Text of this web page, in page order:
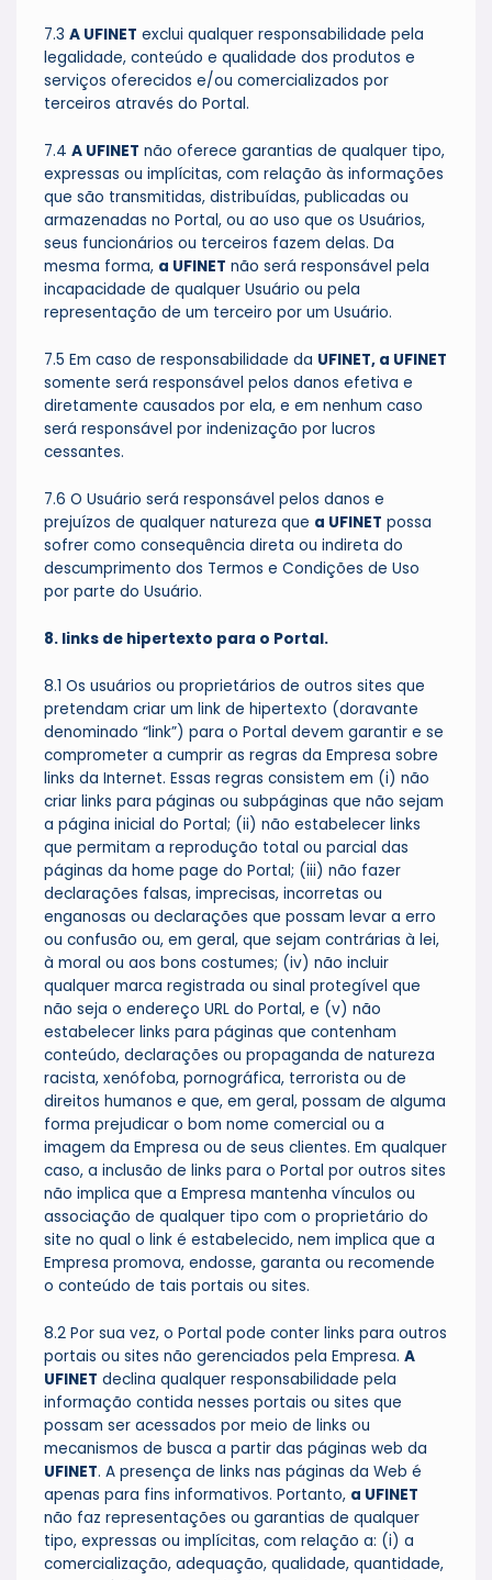
7.3 A UFINET exclui qualquer responsabilidade pela
legalidade, conteúdo e qualidade dos produtos e
serviços oferecidos e/ou comercializados por
terceiros através do Portal.
7.4 A UFINET não oferece garantias de qualquer tipo,
expressas ou implícitas, com relação às informações
que são transmitidas, distribuídas, publicadas ou
armazenadas no Portal, ou ao uso que os Usuários,
seus funcionários ou terceiros fazem delas. Da
mesma forma, a UFINET não será responsável pela
incapacidade de qualquer Usuário ou pela
representação de um terceiro por um Usuário.
7.5 Em caso de responsabilidade da UFINET, a UFINET
somente será responsável pelos danos efetiva e
diretamente causados por ela, e em nenhum caso
será responsável por indenização por lucros
cessantes.
7.6 O Usuário será responsável pelos danos e
prejuízos de qualquer natureza que a UFINET possa
sofrer como consequência direta ou indireta do
descumprimento dos Termos e Condições de Uso
por parte do Usuário.
8. links de hipertexto para o Portal.
8.1 Os usuários ou proprietários de outros sites que
pretendam criar um link de hipertexto (doravante
denominado “link”) para o Portal devem garantir e se
comprometer a cumprir as regras da Empresa sobre
links da Internet. Essas regras consistem em (i) não
criar links para páginas ou subpáginas que não sejam
a página inicial do Portal; (ii) não estabelecer links
que permitam a reprodução total ou parcial das
páginas da home page do Portal; (iii) não fazer
declarações falsas, imprecisas, incorretas ou
enganosas ou declarações que possam levar a erro
ou confusão ou, em geral, que sejam contrárias à lei,
à moral ou aos bons costumes; (iv) não incluir
qualquer marca registrada ou sinal protegível que
não seja o endereço URL do Portal, e (v) não
estabelecer links para páginas que contenham
conteúdo, declarações ou propaganda de natureza
racista, xenófoba, pornográfica, terrorista ou de
direitos humanos e que, em geral, possam de alguma
forma prejudicar o bom nome comercial ou a
imagem da Empresa ou de seus clientes. Em qualquer
caso, a inclusão de links para o Portal por outros sites
não implica que a Empresa mantenha vínculos ou
associação de qualquer tipo com o proprietário do
site no qual o link é estabelecido, nem implica que a
Empresa promova, endosse, garanta ou recomende
o conteúdo de tais portais ou sites.
8.2 Por sua vez, o Portal pode conter links para outros
portais ou sites não gerenciados pela Empresa. A
UFINET declina qualquer responsabilidade pela
informação contida nesses portais ou sites que
possam ser acessados por meio de links ou
mecanismos de busca a partir das páginas web da
UFINET. A presença de links nas páginas da Web é
apenas para fins informativos. Portanto, a UFINET
não faz representações ou garantias de qualquer
tipo, expressas ou implícitas, com relação a: (i) a
comercialização, adequação, qualidade, quantidade,